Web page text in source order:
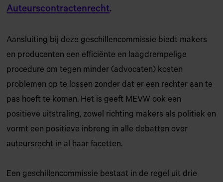
Auteurscontractenrecht.
Aansluiting bij deze geschillencommissie biedt makers
en producenten een efficiënte en laagdrempelige
procedure om tegen minder (advocaten) kosten
problemen op te lossen zonder dat er een rechter aan te
pas hoeft te komen. Het is geeft MEVW ook een
positieve uitstraling, zowel richting makers als politiek en
vormt een positieve inbreng in alle debatten over
auteursrecht in al haar facetten.
Een geschillencommissie bestaat in de regel uit drie